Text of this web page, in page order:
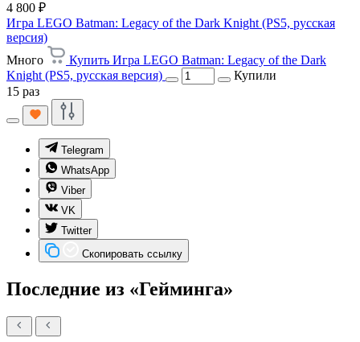
4 800 ₽
Игра LEGO Batman: Legacy of the Dark Knight (PS5, русская
версия)
Много
Купить Игра LEGO Batman: Legacy of the Dark
Knight (PS5, русская версия)
Купили
15 раз
Telegram
WhatsApp
Viber
VK
Twitter
Скопировать ссылку
Последние из «Гейминга»